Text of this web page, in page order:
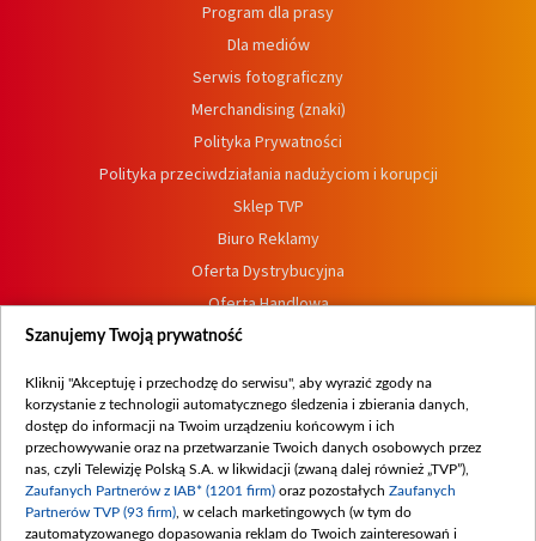
Program dla prasy
Dla mediów
Serwis fotograficzny
Merchandising (znaki)
Polityka Prywatności
Polityka przeciwdziałania nadużyciom i korupcji
Sklep TVP
Biuro Reklamy
Oferta Dystrybucyjna
Oferta Handlowa
Dostępność
Procedura zgłoszeń wewnętrznych
Szanujemy Twoją prywatność
Kliknij "Akceptuję i przechodzę do serwisu", aby wyrazić zgody na
korzystanie z technologii automatycznego śledzenia i zbierania danych,
dostęp do informacji na Twoim urządzeniu końcowym i ich
przechowywanie oraz na przetwarzanie Twoich danych osobowych przez
nas, czyli Telewizję Polską S.A. w likwidacji (zwaną dalej również „TVP”),
Zaufanych Partnerów z IAB* (1201 firm) oraz pozostałych Zaufanych
Partnerów TVP (93 firm) , w celach marketingowych (w tym do
zautomatyzowanego dopasowania reklam do Twoich zainteresowań i